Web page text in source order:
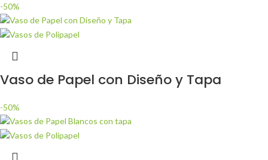
-50%
Vaso de Papel con Diseño y Tapa
-50%